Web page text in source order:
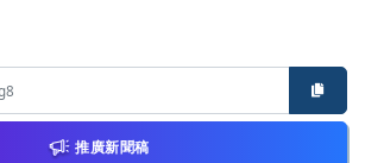
推廣新聞稿